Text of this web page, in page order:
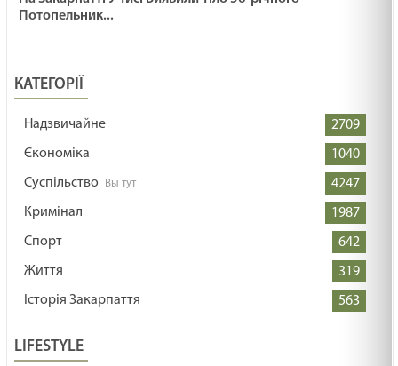
Потопельник...
КАТЕГОРІЇ
Надзвичайне
2709
Єкономіка
1040
Суспільство
4247
Кримінал
1987
Спорт
642
Життя
319
Історія Закарпаття
563
LIFESTYLE